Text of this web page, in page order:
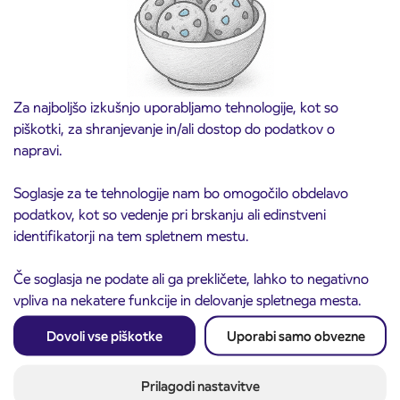
Za najboljšo izkušnjo uporabljamo tehnologije, kot so
piškotki, za shranjevanje in/ali dostop do podatkov o
napravi.
Soglasje za te tehnologije nam bo omogočilo obdelavo
podatkov, kot so vedenje pri brskanju ali edinstveni
identifikatorji na tem spletnem mestu.
Če soglasja ne podate ali ga prekličete, lahko to negativno
vpliva na nekatere funkcije in delovanje spletnega mesta.
Dovoli vse piškotke Uporabi samo obvezne
Prilagodi nastavitve
ČEŠNJEVEK – TRATA
Kranj
Preberite objavo